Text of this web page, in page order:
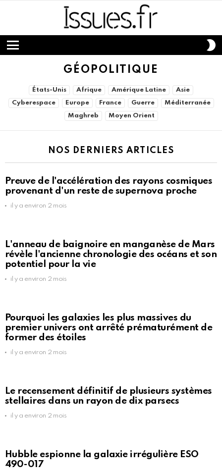
Menu
GÉOPOLITIQUE
SUBTERMSÉtats-Unis Afrique Amérique Latine
Asie
Cyberespace
Europe France Guerre
Méditerranée
Maghreb
Moyen Orient
NOS DERNIERS ARTICLES
Preuve de l'accélération des rayons cosmiques
provenant d'un reste de supernova proche
il y a environ 2 mois
L'anneau de baignoire en manganèse de Mars
révèle l'ancienne chronologie des océans et son
potentiel pour la vie
il y a environ 2 mois
Pourquoi les galaxies les plus massives du
premier univers ont arrêté prématurément de
former des étoiles
il y a environ 2 mois
Le recensement définitif de plusieurs systèmes
stellaires dans un rayon de dix parsecs
il y a environ 2 mois
Hubble espionne la galaxie irrégulière ESO
490-017